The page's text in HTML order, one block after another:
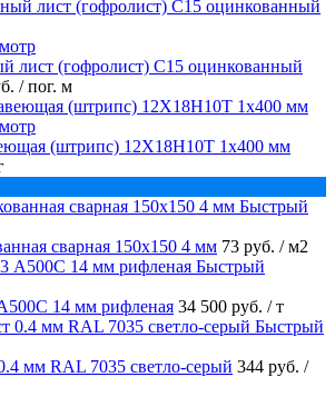
лист (гофролист) С15 оцинкованный
/ пог. м
(штрипс) 12Х18Н10Т 1х400 мм
Быстрый
сварная 150х150 4 мм 73 руб. / м2
Быстрый
14 мм рифленая 34 500 руб. / т
Быстрый
мм RAL 7035 светло-серый 344 руб. /